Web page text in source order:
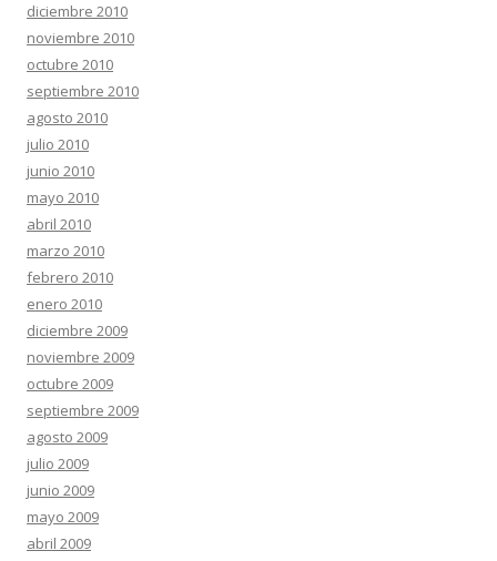
diciembre 2010
noviembre 2010
octubre 2010
septiembre 2010
agosto 2010
julio 2010
junio 2010
mayo 2010
abril 2010
marzo 2010
febrero 2010
enero 2010
diciembre 2009
noviembre 2009
octubre 2009
septiembre 2009
agosto 2009
julio 2009
junio 2009
mayo 2009
abril 2009